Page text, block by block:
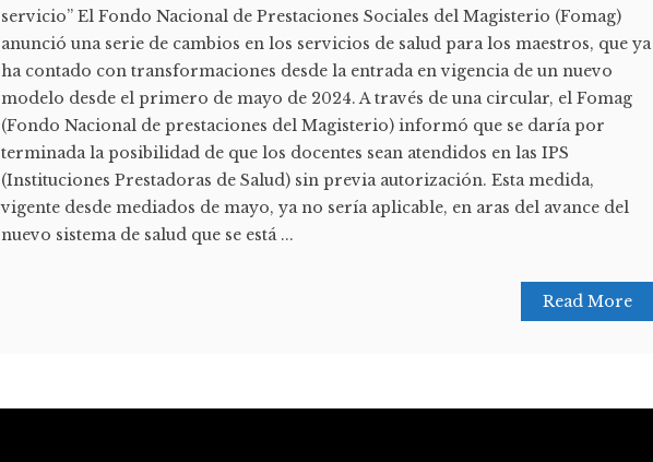
servicio” El Fondo Nacional de Prestaciones Sociales del Magisterio (Fomag)
anunció una serie de cambios en los servicios de salud para los maestros, que ya
ha contado con transformaciones desde la entrada en vigencia de un nuevo
modelo desde el primero de mayo de 2024. A través de una circular, el Fomag
(Fondo Nacional de prestaciones del Magisterio) informó que se daría por
terminada la posibilidad de que los docentes sean atendidos en las IPS
(Instituciones Prestadoras de Salud) sin previa autorización. Esta medida,
vigente desde mediados de mayo, ya no sería aplicable, en aras del avance del
nuevo sistema de salud que se está ...
Read More